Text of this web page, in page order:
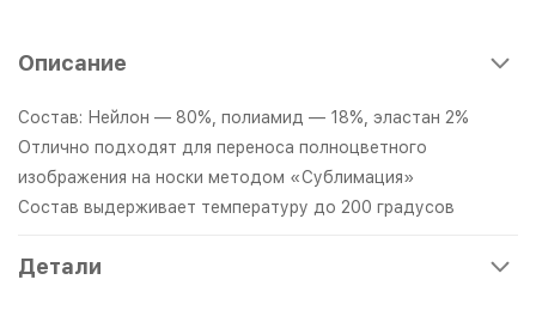
Описание
Состав: Нейлон — 80%, полиамид — 18%, эластан 2%
Отлично подходят для переноса полноцветного
изображения на носки методом «Сублимация»
Состав выдерживает температуру до 200 градусов
Детали